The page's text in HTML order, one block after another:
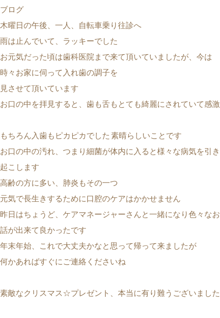
ブログ
木曜日の午後、一人、自転車乗り往診へ
雨は止んでいて、ラッキーでした
お元気だった頃は歯科医院まで来て頂いていましたが、今は
時々お家に伺って入れ歯の調子を
見させて頂いています
お口の中を拝見すると、歯も舌もとても綺麗にされていて感激
もちろん入歯もピカピカでした素晴らしいことです
お口の中の汚れ、つまり細菌が体内に入ると様々な病気を引き
起こします
高齢の方に多い、肺炎もその一つ
元気で長生きするために口腔のケアはかかせません
昨日はちょうど、ケアマネージャーさんと一緒になり色々なお
話が出来て良かったです
年末年始、これで大丈夫かなと思って帰って来ましたが
何かあればすぐにご連絡くださいね
素敵なクリスマス☆プレゼント、本当に有り難うございました